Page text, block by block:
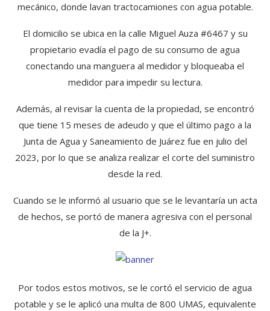
mecánico, donde lavan tractocamiones con agua potable.
El domicilio se ubica en la calle Miguel Auza #6467 y su
propietario evadía el pago de su consumo de agua
conectando una manguera al medidor y bloqueaba el
medidor para impedir su lectura.
Además, al revisar la cuenta de la propiedad, se encontró
que tiene 15 meses de adeudo y que el último pago a la
Junta de Agua y Saneamiento de Juárez fue en julio del
2023, por lo que se analiza realizar el corte del suministro
desde la red.
Cuando se le informó al usuario que se le levantaría un acta
de hechos, se portó de manera agresiva con el personal
de la J+.
Por todos estos motivos, se le cortó el servicio de agua
potable y se le aplicó una multa de 800 UMAS, equivalente